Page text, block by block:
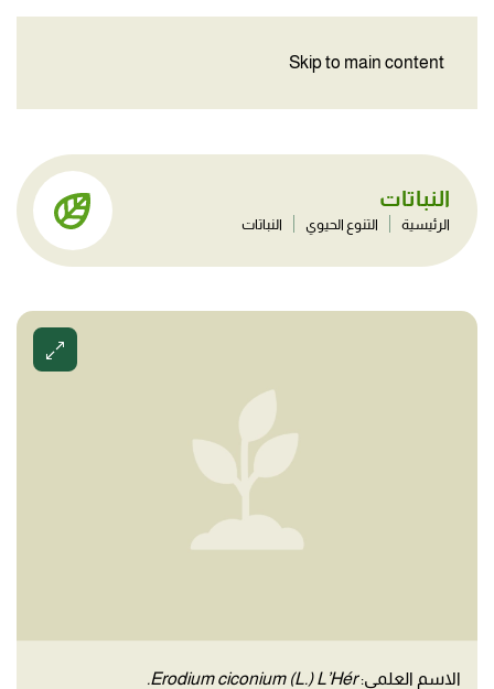
Skip to main content
النباتات
الرئيسية التنوع الحيوي النباتات
الاسم العلمي:Erodium ciconium (L.) L’Hér.